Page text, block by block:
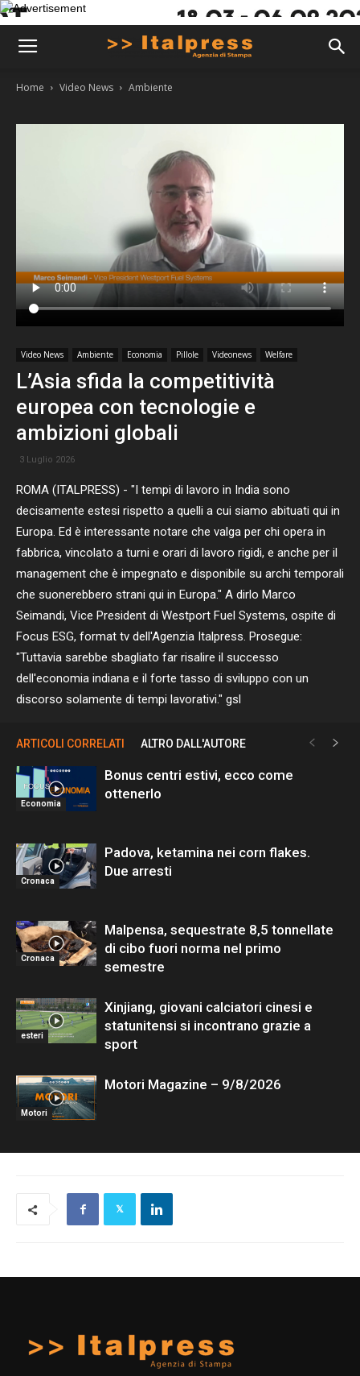
Home Video News Ambiente
Video News Ambiente Economia Pillole Videonews Welfare
L’Asia sfida la competitività
europea con tecnologie e
ambizioni globali
3 Luglio 2026
ROMA (ITALPRESS) - "I tempi di lavoro in India sono
decisamente estesi rispetto a quelli a cui siamo abituati qui in
Europa. Ed è interessante notare che valga per chi opera in
fabbrica, vincolato a turni e orari di lavoro rigidi, e anche per il
management che è impegnato e disponibile su archi temporali
che suonerebbero strani qui in Europa." A dirlo Marco
Seimandi, Vice President di Westport Fuel Systems, ospite di
Focus ESG, format tv dell'Agenzia Italpress. Prosegue:
"Tuttavia sarebbe sbagliato far risalire il successo
dell'economia indiana e il forte tasso di sviluppo con un
discorso solamente di tempi lavorativi." gsl
ARTICOLI CORRELATI ALTRO DALL'AUTORE
Economia
Bonus centri estivi, ecco come
ottenerlo
Cronaca
Padova, ketamina nei corn flakes.
Due arresti
Cronaca
Malpensa, sequestrate 8,5 tonnellate
di cibo fuori norma nel primo
semestre
esteri
Xinjiang, giovani calciatori cinesi e
statunitensi si incontrano grazie a
sport
Motori
Motori Magazine – 9/8/2026